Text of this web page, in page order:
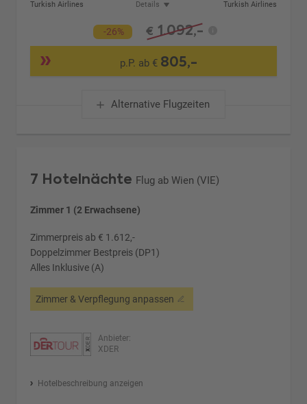
Turkish Airlines
Details
Turkish Airlines
-26% € 1.092,-
p.P. ab € 805,-
Alternative Flugzeiten
7 Hotelnächte Flug ab Wien (VIE)
Zimmer 1 (2 Erwachsene)
Zimmerpreis ab € 1.612,-
Doppelzimmer Bestpreis (DP1)
Alles Inklusive (A)
Zimmer & Verpflegung anpassen
Anbieter:
XDER
Hotelbeschreibung anzeigen